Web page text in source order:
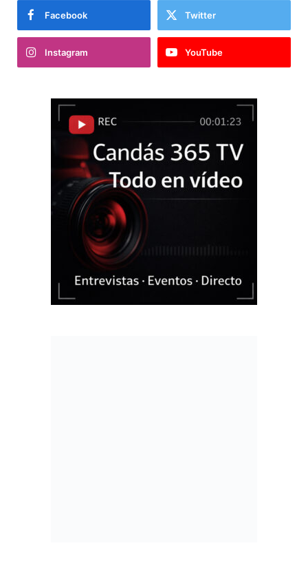
Facebook Twitter
Instagram YouTube